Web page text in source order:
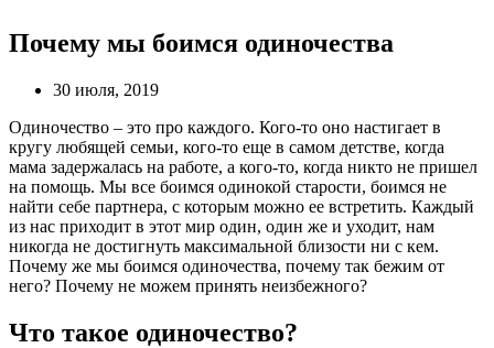
Почему мы боимся одиночества
30 июля, 2019
Одиночество – это про каждого. Кого-то оно настигает в
кругу любящей семьи, кого-то еще в самом детстве, когда
мама задержалась на работе, а кого-то, когда никто не пришел
на помощь. Мы все боимся одинокой старости, боимся не
найти себе партнера, с которым можно ее встретить. Каждый
из нас приходит в этот мир один, один же и уходит, нам
никогда не достигнуть максимальной близости ни с кем.
Почему же мы боимся одиночества, почему так бежим от
него? Почему не можем принять неизбежного?
Что такое одиночество?